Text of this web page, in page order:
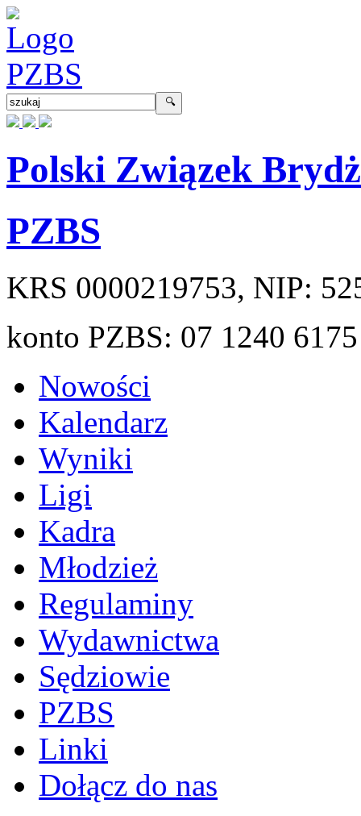
Polski Związek
PZBS
KRS 0000219753, NIP:
konto PZBS: 07 1240
Nowości
Kalendarz
Wyniki
Ligi
Kadra
Młodzież
Regulaminy
Wydawnictwa
Sędziowie
PZBS
Linki
Dołącz do nas